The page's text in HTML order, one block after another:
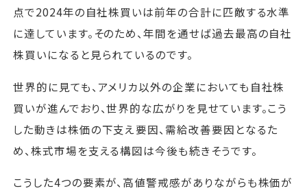
点で2024年の自社株買いは前年の合計に匹敵する水準
に達しています。そのため、年間を通せば過去最高の自社
株買いになると見られているのです。
世界的に見ても、アメリカ以外の企業においても自社株
買いが進んでおり、世界的な広がりを見せています。こう
した動きは株価の下支え要因、需給改善要因となるた
め、株式市場を支える構図は今後も続きそうです。
こうした4つの要素が、高値警戒感がありながらも株価が